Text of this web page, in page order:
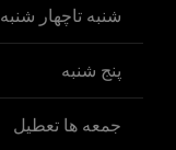
شنبه تاچهار شنبه
پنج شنبه
جمعه ها تعطیل